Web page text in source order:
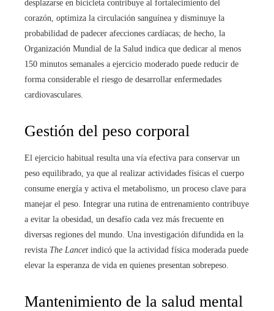
desplazarse en bicicleta contribuye al fortalecimiento del
corazón, optimiza la circulación sanguínea y disminuye la
probabilidad de padecer afecciones cardíacas; de hecho, la
Organización Mundial de la Salud indica que dedicar al menos
150 minutos semanales a ejercicio moderado puede reducir de
forma considerable el riesgo de desarrollar enfermedades
cardiovasculares.
Gestión del peso corporal
El ejercicio habitual resulta una vía efectiva para conservar un
peso equilibrado, ya que al realizar actividades físicas el cuerpo
consume energía y activa el metabolismo, un proceso clave para
manejar el peso. Integrar una rutina de entrenamiento contribuye
a evitar la obesidad, un desafío cada vez más frecuente en
diversas regiones del mundo. Una investigación difundida en la
revista The Lancet indicó que la actividad física moderada puede
elevar la esperanza de vida en quienes presentan sobrepeso.
Mantenimiento de la salud mental